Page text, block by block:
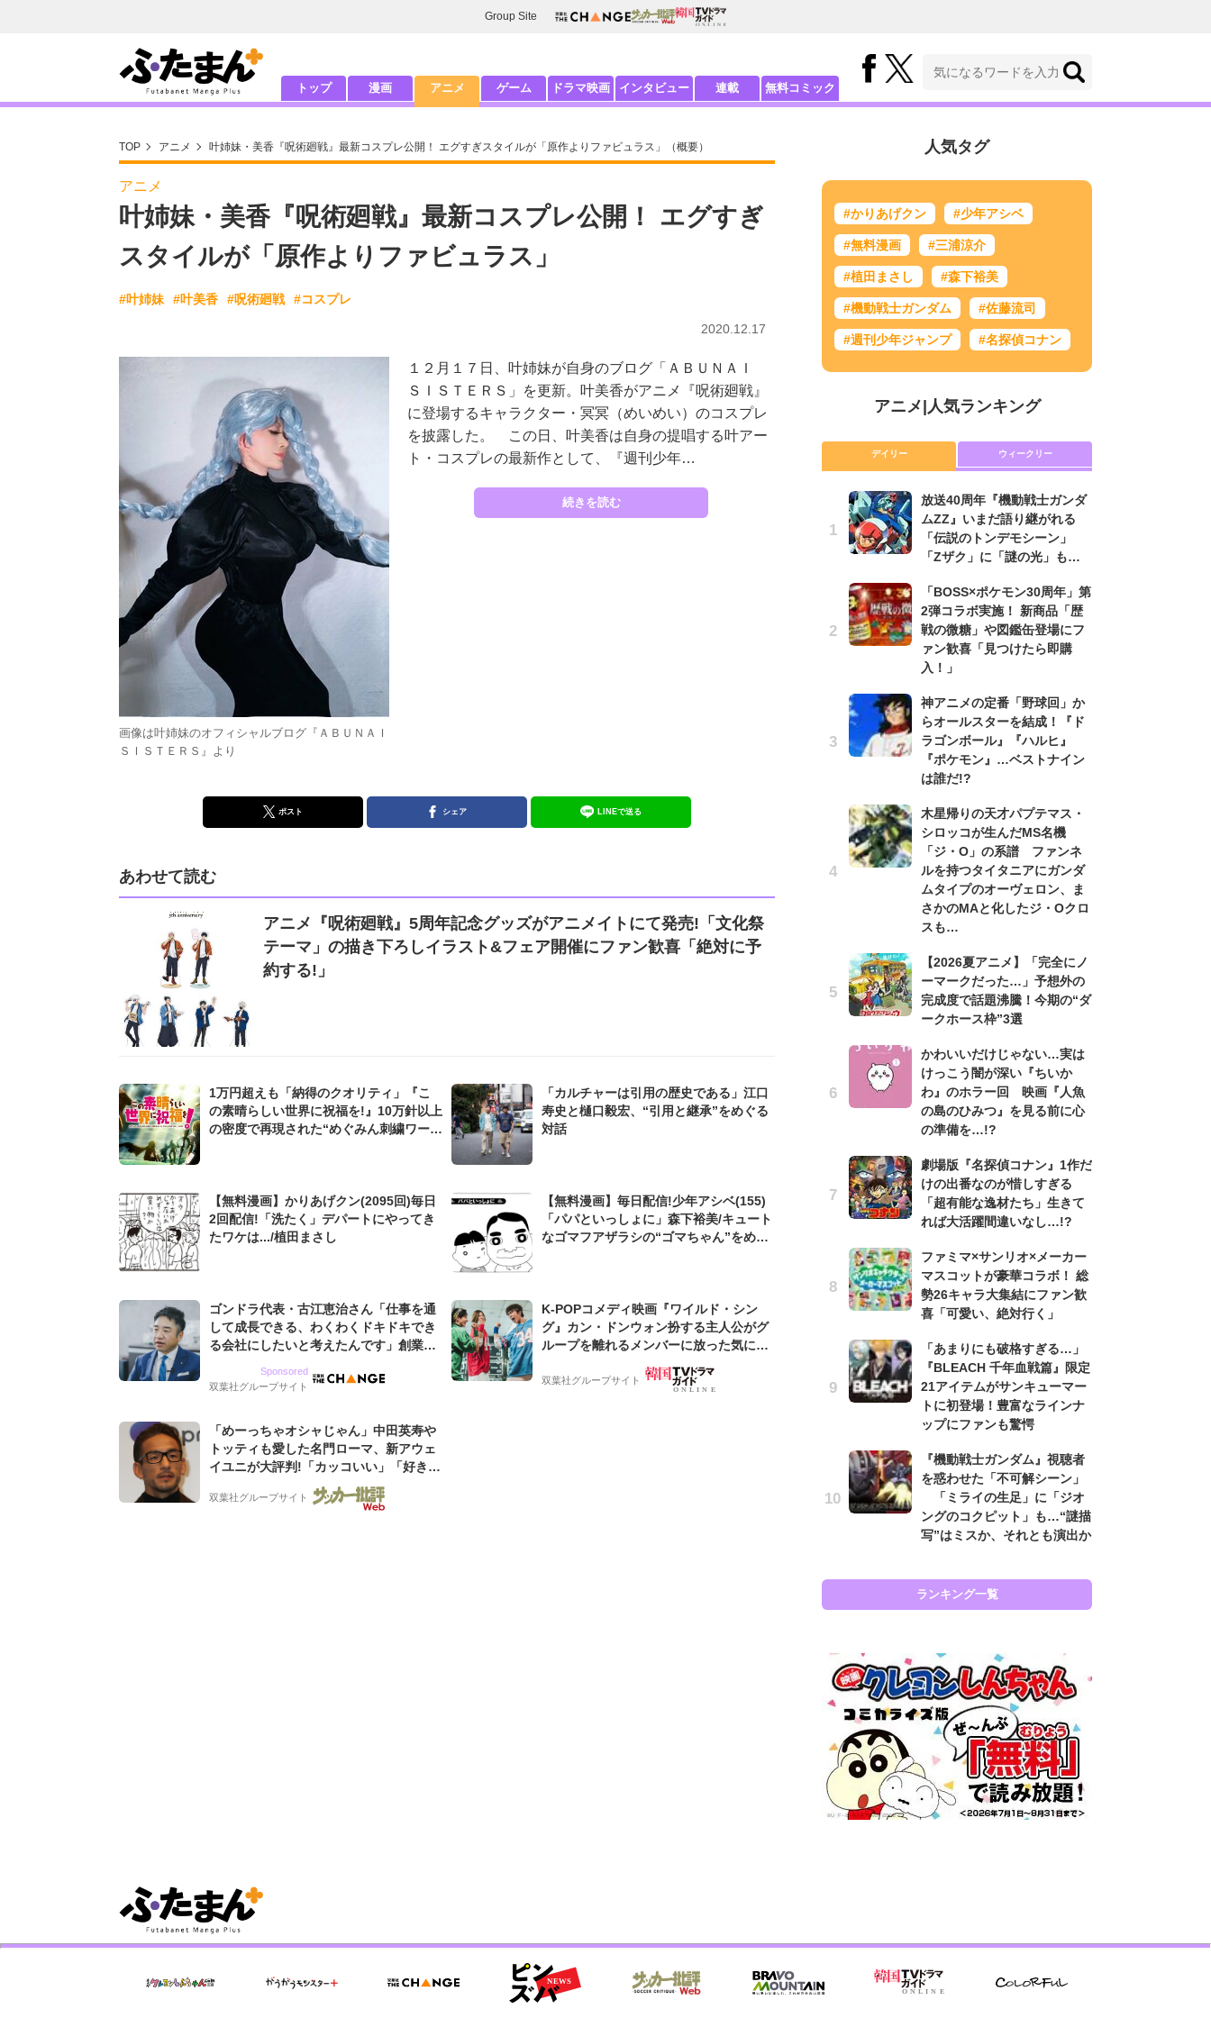
Group Site
トップ 漫画 アニメ ゲーム ドラマ映画 インタビュー 連載 無料コミック
TOP アニメ 叶姉妹・美香『呪術廻戦』最新コスプレ公開！ エグすぎスタイルが「原作よりファビュラス」（概要）
アニメ
叶姉妹・美香『呪術廻戦』最新コスプレ公開！ エグすぎ
スタイルが「原作よりファビュラス」
#叶姉妹 #叶美香 #呪術廻戦 #コスプレ
2020.12.17
画像は叶姉妹のオフィシャルブログ『ＡＢＵＮＡＩ
ＳＩＳＴＥＲＳ』より
１２月１７日、叶姉妹が自身のブログ「ＡＢＵＮＡＩ
ＳＩＳＴＥＲＳ」を更新。叶美香がアニメ『呪術廻戦』
に登場するキャラクター・冥冥（めいめい）のコスプレ
を披露した。 この日、叶美香は自身の提唱する叶アー
ト・コスプレの最新作として、『週刊少年…
続きを読む
ポスト シェア LINEで送る
あわせて読む
アニメ『呪術廻戦』5周年記念グッズがアニメイトにて発売!「文化祭
テーマ」の描き下ろしイラスト&フェア開催にファン歓喜「絶対に予
約する!」
1万円超えも「納得のクオリティ」『こ
の素晴らしい世界に祝福を!』10万針以上
の密度で再現された“めぐみん刺繍ワーク
「カルチャーは引用の歴史である」江口
寿史と樋口毅宏、“引用と継承”をめぐる
対話
【無料漫画】かりあげクン(2095回)毎日
2回配信!「洗たく」デパートにやってき
たワケは.../植田まさし
【無料漫画】毎日配信!少年アシベ(155)
「パパといっしょに」森下裕美/キュート
なゴマフアザラシの“ゴマちゃん”をめぐ
ゴンドラ代表・古江恵治さん「仕事を通
して成長できる、わくわくドキドキでき
る会社にしたいと考えたんです」創業来
グ会社のアイデンティティ
Sponsored
双葉社グループサイト
K-POPコメディ映画『ワイルド・シン
グ』カン・ドンウォン扮する主人公がグ
ループを離れるメンバーに放った気にな
双葉社グループサイト
「めーっちゃオシャじゃん」中田英寿や
トッティも愛した名門ローマ、新アウェ
イユニが大評判!「カッコいい」「好きな
デザイン」「今年は2nd買おうかな」
双葉社グループサイト
人気タグ
#かりあげクン #少年アシベ
#無料漫画 #三浦涼介
#植田まさし #森下裕美
#機動戦士ガンダム #佐藤流司
#週刊少年ジャンプ #名探偵コナン
アニメ| 人気ランキング
デイリー ウィークリー
放送40周年『機動戦士ガンダ
ムZZ』いまだ語り継がれる
「伝説のトンデモシーン」
「Zザク」に「謎の光」も…
「BOSS×ポケモン30周年」第
2弾コラボ実施！ 新商品「歴
戦の微糖」や図鑑缶登場にフ
ァン歓喜「見つけたら即購
入！」
神アニメの定番「野球回」か
らオールスターを結成！『ド
ラゴンボール』『ハルヒ』
『ポケモン』…ベストナイン
は誰だ!?
木星帰りの天才パプテマス・
シロッコが生んだMS名機
「ジ・O」の系譜 ファンネ
ルを持つタイタニアにガンダ
ムタイプのオーヴェロン、ま
さかのMAと化したジ・Oクロ
スも…
【2026夏アニメ】「完全にノ
ーマークだった…」予想外の
完成度で話題沸騰！今期の“ダ
ークホース枠”3選
かわいいだけじゃない…実は
けっこう闇が深い『ちいか
わ』のホラー回 映画『人魚
の島のひみつ』を見る前に心
の準備を…!?
劇場版『名探偵コナン』1作だ
けの出番なのが惜しすぎる
「超有能な逸材たち」生きて
れば大活躍間違いなし…!?
ファミマ×サンリオ×メーカー
マスコットが豪華コラボ！ 総
勢26キャラ大集結にファン歓
喜「可愛い、絶対行く」
「あまりにも破格すぎる…」
『BLEACH 千年血戦篇』限定
21アイテムがサンキューマー
トに初登場！豊富なラインナ
ップにファンも驚愕
『機動戦士ガンダム』視聴者
を惑わせた「不可解シーン」
「ミライの生足」に「ジオ
ングのコクピット」も…“謎描
写”はミスか、それとも演出か
ランキング一覧